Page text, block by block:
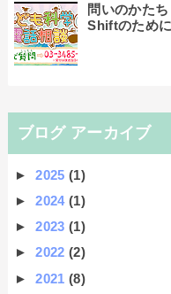
問いのかた
Shiftのために
ブログ アーカイブ
►2025(1)
►2024(1)
►2023(1)
►2022(2)
►2021(8)